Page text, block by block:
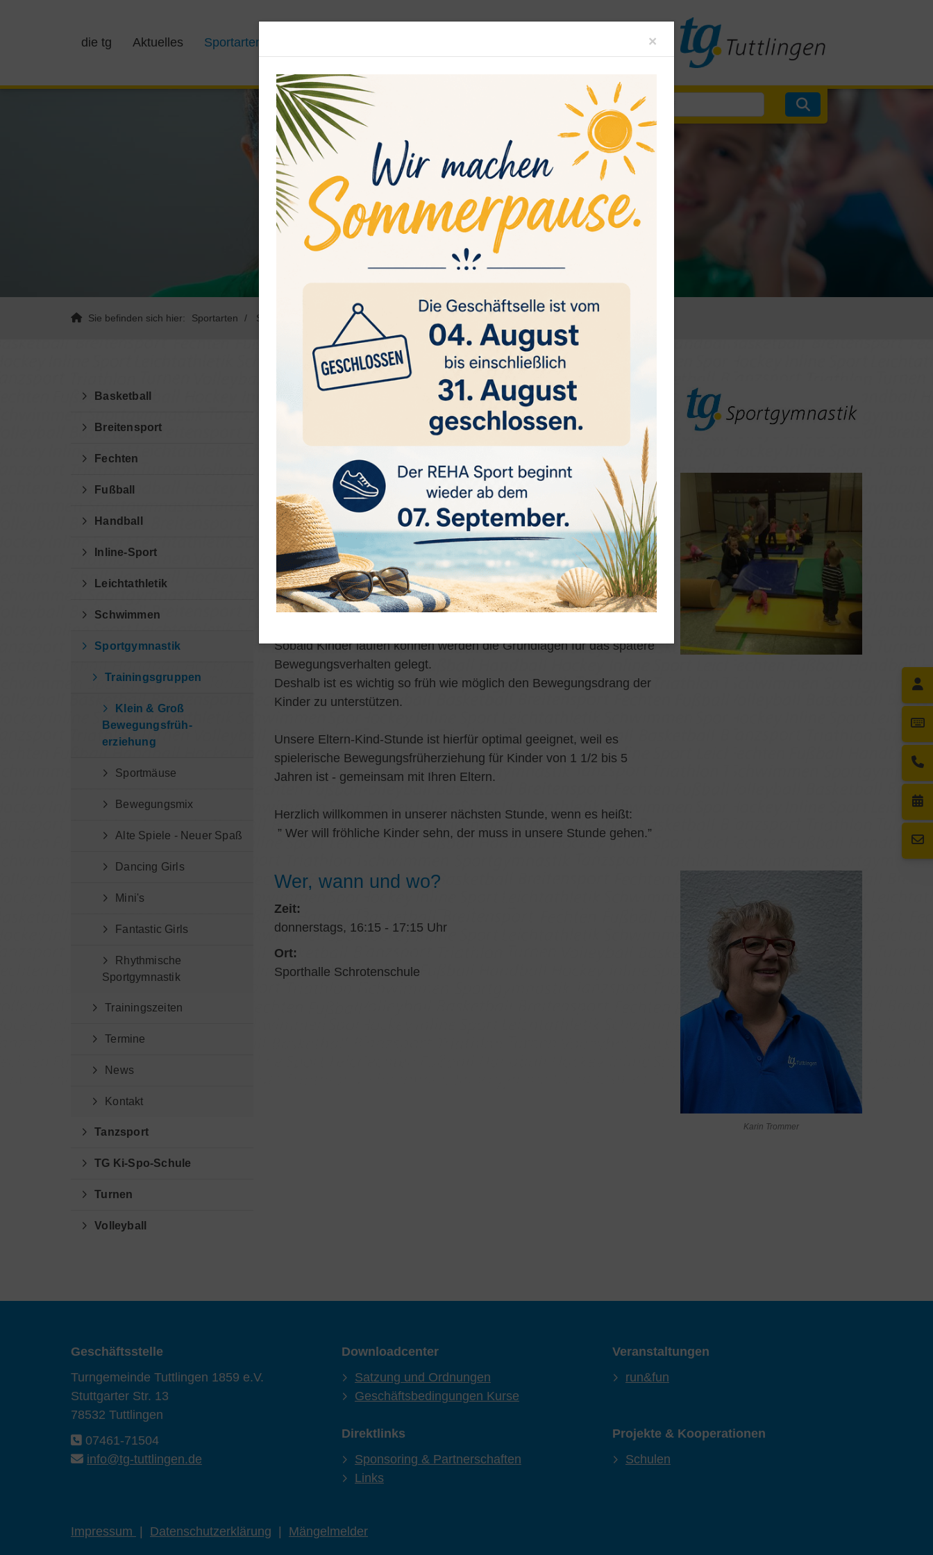
die tg Aktuelles Sportarten
Sie befinden sich hier: Sportarten Sportgymnastik Trainingsgruppen
Klein & Groß -
Bewegungsfrüh-
erziehung
Kleinkinder von 1 1/2 bis 5 Jahren mit Eltern
Sobald Kinder laufen können werden die Grundlagen für das spätere
Bewegungsverhalten gelegt.
Deshalb ist es wichtig so früh wie möglich den Bewegungsdrang der
Kinder zu unterstützen.
Unsere Eltern-Kind-Stunde ist hierfür optimal geeignet, weil es
spielerische Bewegungsfrüherziehung für Kinder von 1 1/2 bis 5
Jahren ist - gemeinsam mit Ihren Eltern.
Herzlich willkommen in unserer nächsten Stunde, wenn es heißt:
” Wer will fröhliche Kinder sehn, der muss in unsere Stunde gehen.”
Wer, wann und wo?
Zeit:
donnerstags, 16:15 - 17:15 Uhr
Ort:
Sporthalle Schrotenschule
Karin Trommer
Basketball
Breitensport
Fechten
Fußball
Handball
Inline-Sport
Leichtathletik
Schwimmen
Sportgymnastik
Trainingsgruppen
Klein & Groß
Bewegungsfrüh-
erziehung
Sportmäuse
Bewegungsmix
Alte Spiele - Neuer Spaß
Dancing Girls
Mini's
Fantastic Girls
Rhythmische
Sportgymnastik
Trainingszeiten
Termine
News
Kontakt
Tanzsport
TG Ki-Spo-Schule
Turnen
Volleyball
Geschäftsstelle
Turngemeinde Tuttlingen 1859 e.V.
Stuttgarter Str. 13
78532 Tuttlingen
07461-71504
info@tg-tuttlingen.de
Downloadcenter
Satzung und Ordnungen
Geschäftsbedingungen Kurse
Direktlinks
Sponsoring & Partnerschaften
Links
Veranstaltungen
run&fun
Projekte & Kooperationen
Schulen
Impressum Datenschutzerklärung Mängelmelder
× Close